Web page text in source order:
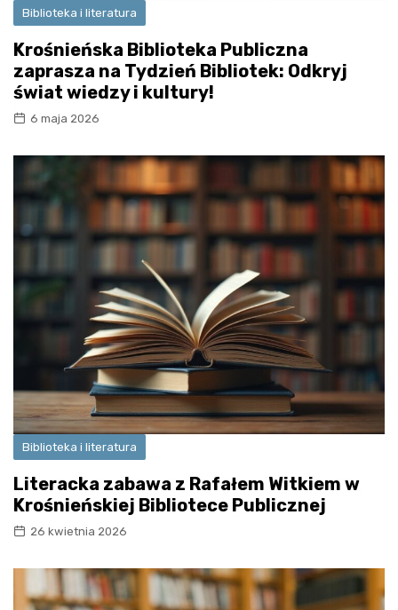
Biblioteka i literatura
Krośnieńska Biblioteka Publiczna
zaprasza na Tydzień Bibliotek: Odkryj
świat wiedzy i kultury!
6 maja 2026
Biblioteka i literatura
Literacka zabawa z Rafałem Witkiem w
Krośnieńskiej Bibliotece Publicznej
26 kwietnia 2026